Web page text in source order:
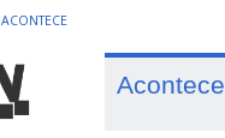
ACONTECE
Acontece